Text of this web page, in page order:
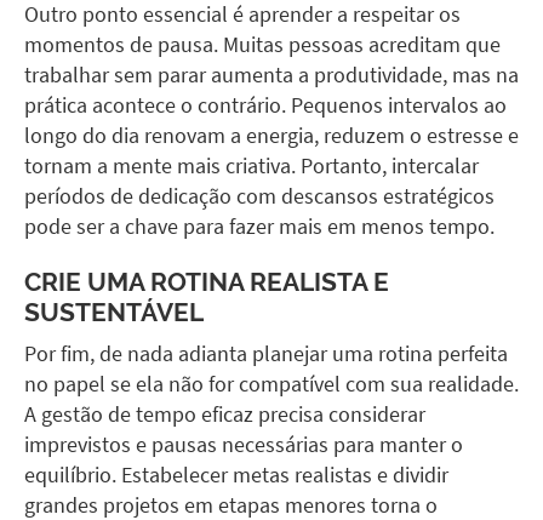
Outro ponto essencial é aprender a respeitar os
momentos de pausa. Muitas pessoas acreditam que
trabalhar sem parar aumenta a produtividade, mas na
prática acontece o contrário. Pequenos intervalos ao
longo do dia renovam a energia, reduzem o estresse e
tornam a mente mais criativa. Portanto, intercalar
períodos de dedicação com descansos estratégicos
pode ser a chave para fazer mais em menos tempo.
CRIE UMA ROTINA REALISTA E
SUSTENTÁVEL
Por fim, de nada adianta planejar uma rotina perfeita
no papel se ela não for compatível com sua realidade.
A gestão de tempo eficaz precisa considerar
imprevistos e pausas necessárias para manter o
equilíbrio. Estabelecer metas realistas e dividir
grandes projetos em etapas menores torna o